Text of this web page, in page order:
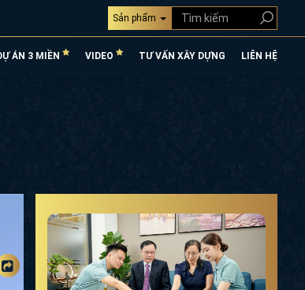
Sản phẩm
ÁN 3 MIỀN VIDEO TƯ VẤN XÂY DỰNG LIÊN HỆ